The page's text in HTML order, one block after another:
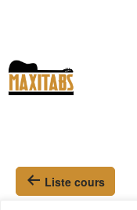
Liste cours